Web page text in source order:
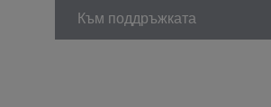
Към поддръжката